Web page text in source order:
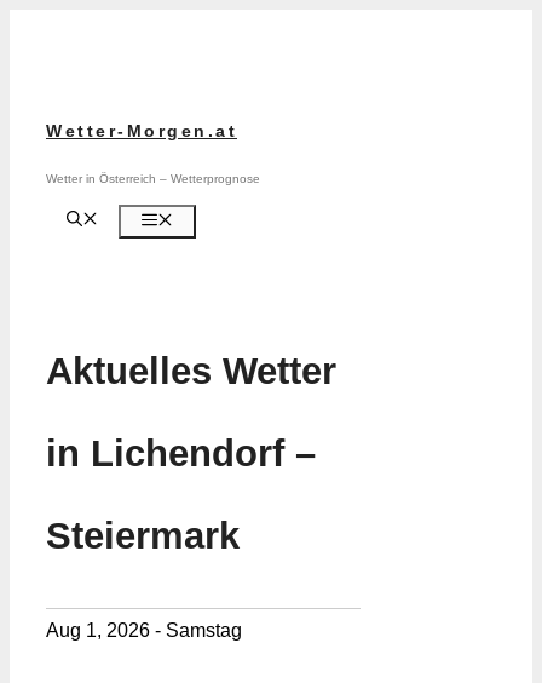
Wetter-Morgen.at
Wetter in Österreich – Wetterprognose
Aktuelles Wetter
in Lichendorf –
Steiermark
Aug 1, 2026 - Samstag